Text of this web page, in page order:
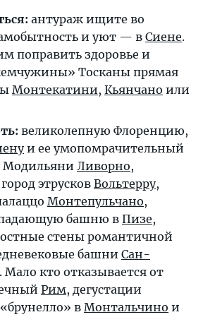
антураж ищите во
и уют — в Сиене.
поправить здоровье и
Тосканы прямая
Монтекатини, Кьянчано или
великолепную Флоренцию,
и ее умопомрачительный
Модильяни Ливорно,
этрусковВольтерру,
Монтепульчано,
башню в Пизе,
стены романтичной
башни Сан-
. Мало кто отказывается от
Рим, дегустации
в Монтальчино и